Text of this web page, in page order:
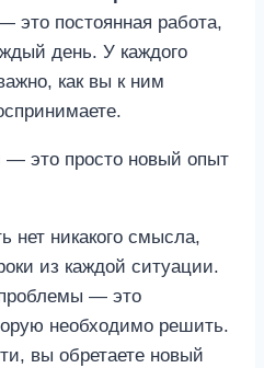
это постоянная работа,
день. У каждого
как вы к ним
— это просто новый опыт
нет никакого смысла,
из каждой ситуации.
проблемы — это
необходимо решить.
вы обретаете новый